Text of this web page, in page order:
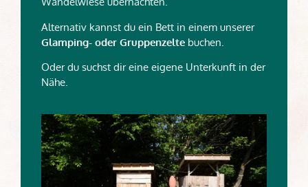
Alternativ kannst du ein Bett in einem unserer
Glamping- oder Gruppenzelte buchen.
Oder du suchst dir eine eigene Unterkunft in der
Nähe.